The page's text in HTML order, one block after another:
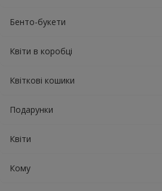
Бенто-букети
Квіти в коробці
Квіткові кошики
Подарунки
Квіти
Кому